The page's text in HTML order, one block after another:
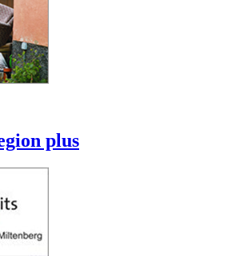
plus